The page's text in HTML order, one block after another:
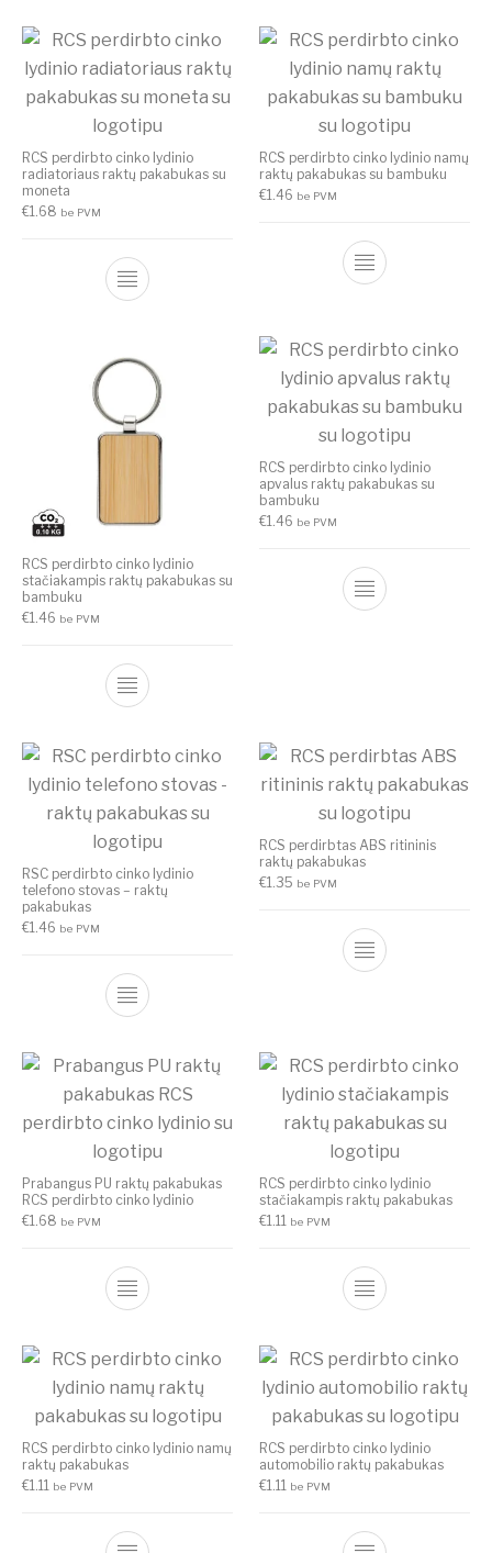
RCS perdirbto cinko lydinio
radiatoriaus raktų pakabukas su
moneta
€1.68 be PVM
RCS perdirbto cinko lydinio namų
raktų pakabukas su bambuku
€1.46 be PVM
RCS perdirbto cinko lydinio
stačiakampis raktų pakabukas su
bambuku
€1.46 be PVM
RCS perdirbto cinko lydinio
apvalus raktų pakabukas su
bambuku
€1.46 be PVM
RSC perdirbto cinko lydinio
telefono stovas – raktų
pakabukas
€1.46 be PVM
RCS perdirbtas ABS ritininis
raktų pakabukas
€1.35 be PVM
Prabangus PU raktų pakabukas
RCS perdirbto cinko lydinio
€1.68 be PVM
RCS perdirbto cinko lydinio
stačiakampis raktų pakabukas
€1.11 be PVM
RCS perdirbto cinko lydinio namų
raktų pakabukas
€1.11 be PVM
RCS perdirbto cinko lydinio
automobilio raktų pakabukas
€1.11 be PVM